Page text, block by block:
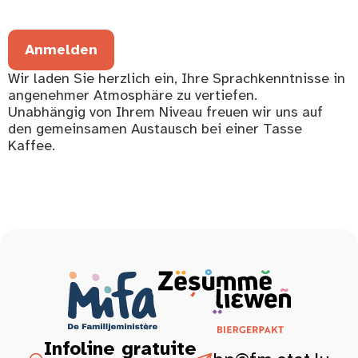
Anmelden
Wir laden Sie herzlich ein, Ihre Sprachkenntnisse in
angenehmer Atmosphäre zu vertiefen.
Unabhängig von Ihrem Niveau freuen wir uns auf
den gemeinsamen Austausch bei einer Tasse
Kaffee.
Infoline gratuite